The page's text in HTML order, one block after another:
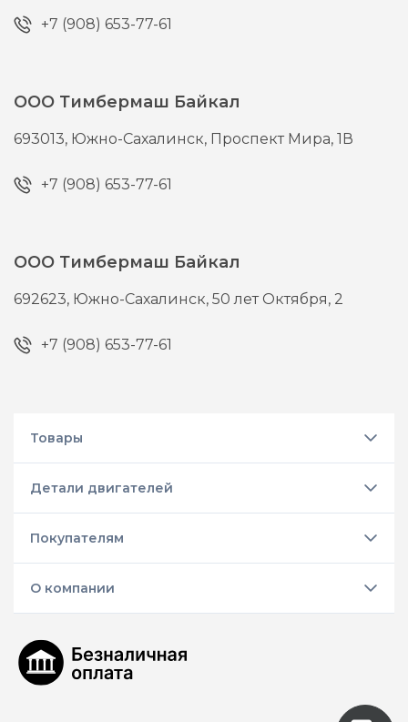
+7 (908) 653-77-61
ООО Тимбермаш Байкал
693013, Южно-Сахалинск, Проспект Мира, 1В
+7 (908) 653-77-61
ООО Тимбермаш Байкал
692623, Южно-Сахалинск,50 лет Октября, 2
+7 (908) 653-77-61
Товары
Детали двигателей
Покупателям
О компании